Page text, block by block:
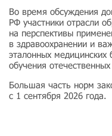
Во время обсуждения
РФ участники отрасли
на перспективы
в здравоохранении и
эталонных медицинских
обучения
Большая часть норм
с 1 сентября 2026 года.